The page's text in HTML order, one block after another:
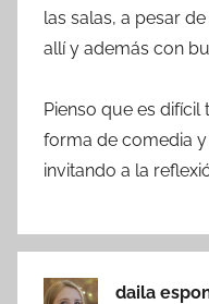
las salas, a pesar
allí y además con
Pienso que es
forma de comedia
invitando a la
daila